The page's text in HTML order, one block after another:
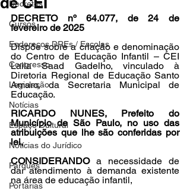
Decretos
Cursos
Endereços DREs / Escolas
Congresso
Legislação
Notícias
Espaço Cultural
Notícias do Jurídico
Parques
Portarias
DECRETO nº 64.077, de 24 de
fevereiro de 2025
Dispõe sobre a criação e denominação
do Centro de Educação Infantil – CEI
Laila Saad Gadelho, vinculado à
Diretoria Regional de Educação Santo
Amaro, da Secretaria Municipal de
Educação.
RICARDO NUNES, Prefeito do
Município de São Paulo, no uso das
atribuições que lhe são conferidas por
lei,
CONSIDERANDO a necessidade de
dar atendimento à demanda existente
na área de educação infantil,